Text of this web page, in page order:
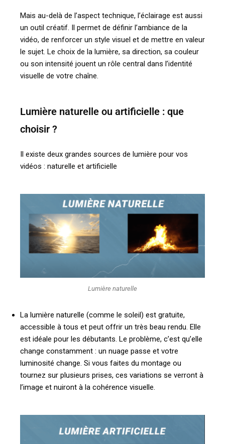
Mais au-delà de l’aspect technique, l’éclairage est aussi
un outil créatif. Il permet de définir l’ambiance de la
vidéo, de renforcer un style visuel et de mettre en valeur
le sujet. Le choix de la lumière, sa direction, sa couleur
ou son intensité jouent un rôle central dans l’identité
visuelle de votre chaîne.
Lumière naturelle ou artificielle : que
choisir ?
Il existe deux grandes sources de lumière pour vos
vidéos : naturelle et artificielle
Lumière naturelle
La lumière naturelle (comme le soleil) est gratuite,
accessible à tous et peut offrir un très beau rendu. Elle
est idéale pour les débutants. Le problème, c’est qu’elle
change constamment : un nuage passe et votre
luminosité change. Si vous faites du montage ou
tournez sur plusieurs prises, ces variations se verront à
l’image et nuiront à la cohérence visuelle.